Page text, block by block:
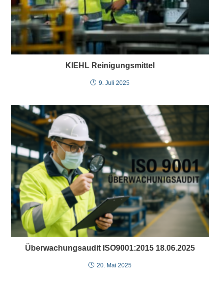
KIEHL Reinigungsmittel
9. Juli 2025
Überwachungsaudit ISO9001:2015 18.06.2025
20. Mai 2025